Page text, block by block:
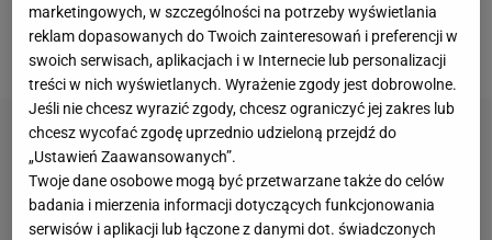
zmienić w trakcie meczu" - pisał o Stasiaku w 2023
roku Artur Brzozowski z "Wyborczej".
marketingowych, w szczególności na potrzeby wyświetlania
reklam dopasowanych do Twoich zainteresowań i preferencji w
swoich serwisach, aplikacjach i w Internecie lub personalizacji
treści w nich wyświetlanych. Wyrażenie zgody jest dobrowolne.
Jeśli nie chcesz wyrazić zgody, chcesz ograniczyć jej zakres lub
chcesz wycofać zgodę uprzednio udzieloną przejdź do
„Ustawień Zaawansowanych”.
Twoje dane osobowe mogą być przetwarzane także do celów
badania i mierzenia informacji dotyczących funkcjonowania
serwisów i aplikacji lub łączone z danymi dot. świadczonych